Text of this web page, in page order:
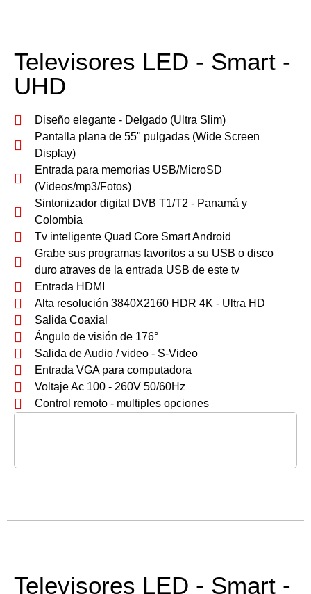
Televisores LED - Smart -
UHD
Diseño elegante - Delgado (Ultra Slim)
Pantalla plana de 55" pulgadas (Wide Screen
Display)
Entrada para memorias USB/MicroSD
(Videos/mp3/Fotos)
Sintonizador digital DVB T1/T2 - Panamá y
Colombia
Tv inteligente Quad Core Smart Android
Grabe sus programas favoritos a su USB o disco
duro atraves de la entrada USB de este tv
Entrada HDMI
Alta resolución 3840X2160 HDR 4K - Ultra HD
Salida Coaxial
Ángulo de visión de 176°
Salida de Audio / video - S-Video
Entrada VGA para computadora
Voltaje Ac 100 - 260V 50/60Hz
Control remoto - multiples opciones
Televisores LED - Smart -